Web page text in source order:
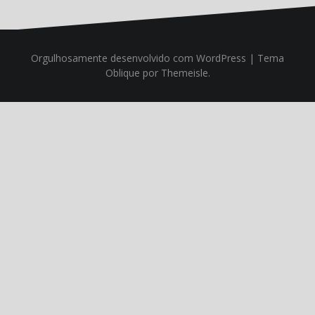
Orgulhosamente desenvolvido com WordPress | Tema
Oblique por Themeisle.